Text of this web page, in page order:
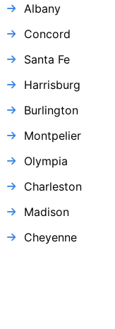
Albany
Concord
Santa Fe
Harrisburg
Burlington
Montpelier
Olympia
Charleston
Madison
Cheyenne